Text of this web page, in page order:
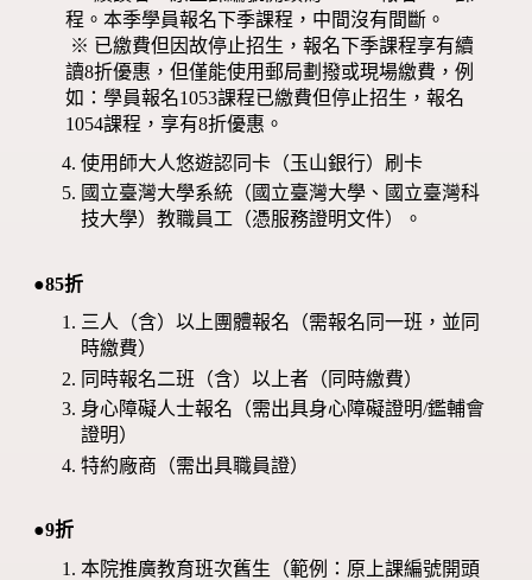
程。本季學員報名下季課程，中間沒有間斷。
※ 已繳費但因故停止招生，報名下季課程享有續
讀8折優惠，但僅能使用郵局劃撥或現場繳費，例
如：學員報名1053課程已繳費但停止招生，報名
1054課程，享有8折優惠。
使用師大人悠遊認同卡（玉山銀行）刷卡
國立臺灣大學系統（國立臺灣大學、國立臺灣科
技大學）教職員工（憑服務證明文件）。
●85折
三人（含）以上團體報名（需報名同一班，並同
時繳費）
同時報名二班（含）以上者（同時繳費）
身心障礙人士報名（需出具身心障礙證明/鑑輔會
證明）
特約廠商（需出具職員證）
●9折
本院推廣教育班次舊生（範例：原上課編號開頭